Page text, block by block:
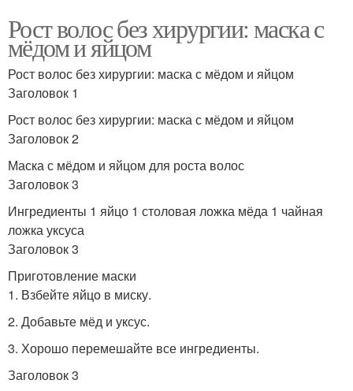
Рост волос без хирургии: маска с
мёдом и яйцом
Рост волос без хирургии: маска с мёдом и яйцом
Заголовок 1
Рост волос без хирургии: маска с мёдом и яйцом
Заголовок 2
Маска с мёдом и яйцом для роста волос
Заголовок 3
Ингредиенты 1 яйцо 1 столовая ложка мёда 1 чайная
ложка уксуса
Заголовок 3
Приготовление маски
1. Взбейте яйцо в миску.
2. Добавьте мёд и уксус.
3. Хорошо перемешайте все ингредиенты.
Заголовок 3